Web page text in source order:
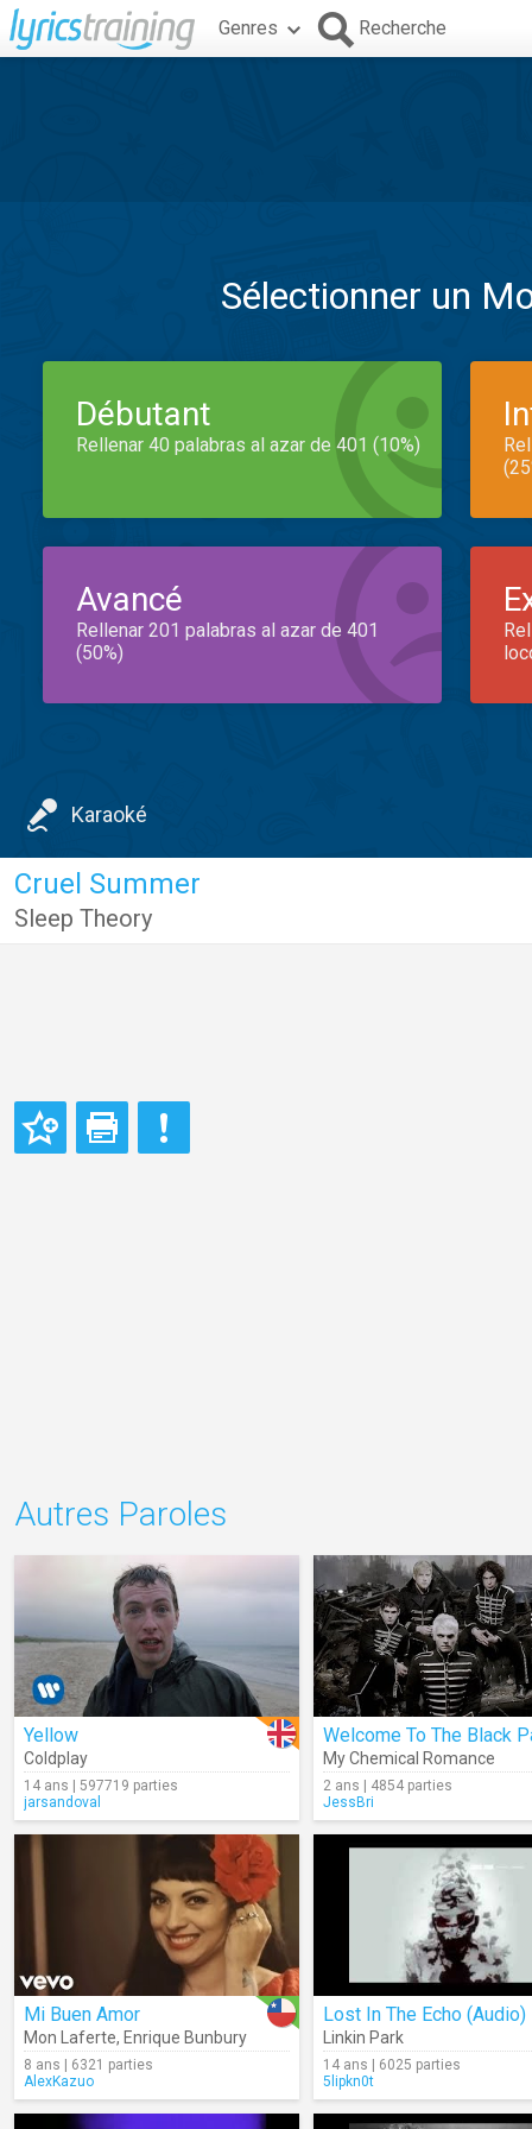
Genres Recherche
Sélectionner un
Débutant
Rellenar 40 palabras al azar de 401 (10%)
Avancé
Rellenar 201 palabras al azar de 401
(50%)
Karaoké
Cruel Summer
Sleep Theory
Autres Paroles
Yellow
Coldplay
14 ans | 597719 parties
jarsandoval
My Chemical Romance
2 ans | 4854 parties
JessBri
Mi Buen Amor
Mon Laferte, Enrique Bunbury
8 ans | 6321 parties
AlexKazuo
Lost In The Echo (Audio)
Linkin Park
14 ans | 6025 parties
5lipkn0t